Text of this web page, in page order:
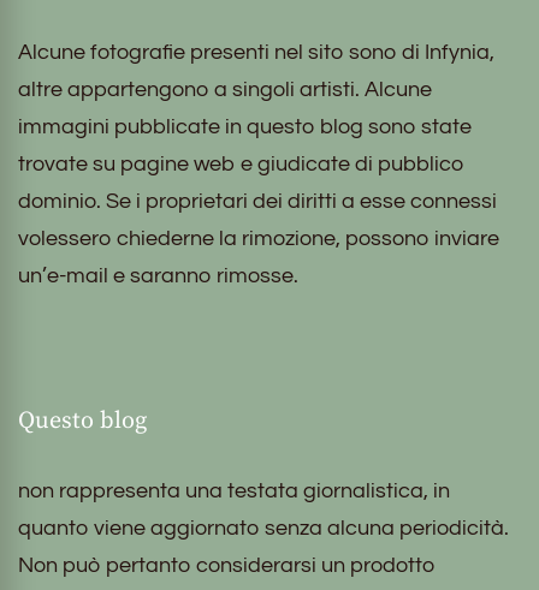
Alcune fotografie presenti nel sito sono di Infynia,
altre appartengono a singoli artisti. Alcune
immagini pubblicate in questo blog sono state
trovate su pagine web e giudicate di pubblico
dominio. Se i proprietari dei diritti a esse connessi
volessero chiederne la rimozione, possono inviare
un’e-mail e saranno rimosse.
Questo blog
non rappresenta una testata giornalistica, in
quanto viene aggiornato senza alcuna periodicità.
Non può pertanto considerarsi un prodotto